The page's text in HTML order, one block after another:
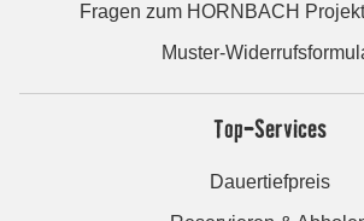
Fragen zum HORNBACH
Muster-
Top-Services
Dauertiefpreis